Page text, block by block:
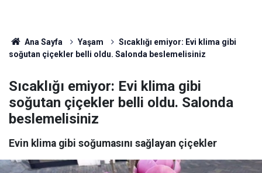
Ana Sayfa Yaşam
Sıcaklığı emiyor: Evi klima gibi
soğutan çiçekler belli oldu. Salonda beslemelisiniz
Sıcaklığı emiyor: Evi klima gibi
soğutan çiçekler belli oldu. Salonda
beslemelisiniz
Evin klima gibi soğumasını sağlayan çiçekler